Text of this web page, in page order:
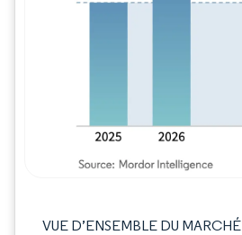
VUE D’ENSEMBLE DU MARCHÉ